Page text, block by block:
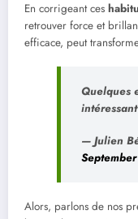
En corrigeant ces
retrouver force et
efficace, peut
Quelques
intéressant
— Julien
Alors, parlons de nos